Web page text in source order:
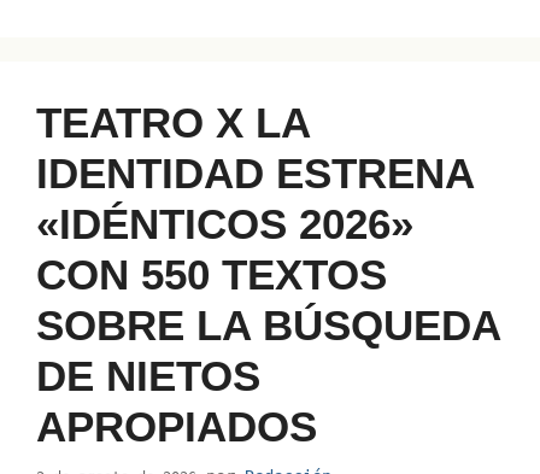
TEATRO X LA
IDENTIDAD ESTRENA
«IDÉNTICOS 2026»
CON 550 TEXTOS
SOBRE LA BÚSQUEDA
DE NIETOS
APROPIADOS